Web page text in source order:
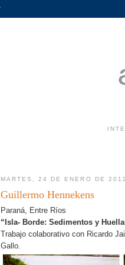
MARTES, 24 DE ENERO DE 2012
Guillermo Hennekens
Paraná, Entre Ríos
“Isla- Borde: Sedimentos y
Trabajo colaborativo con Ricardo
Gallo.